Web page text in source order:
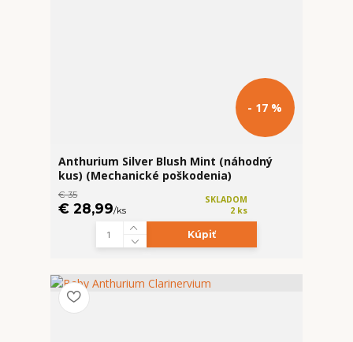
- 17 %
Anthurium Silver Blush Mint (náhodný
kus) (Mechanické poškodenia)
€ 35
€ 28,99/ks
SKLADOM
2 ks
Kúpiť